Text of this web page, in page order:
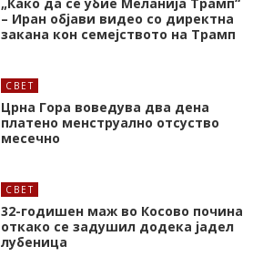
– Иран објави видео со директна
закана кон семејството на Трамп
СВЕТ
Црна Гора воведува два дена
платено менструално отсуство
месечно
СВЕТ
32-годишен маж во Косово почина
откако се задушил додека јадел
лубеница